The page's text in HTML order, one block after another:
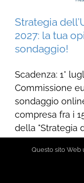
Strategia
2027: la tua
sondaggio!
Scadenza: 1°
Commissione
sondaggio
compresa fra i
della "Strategia
Questo sito Web